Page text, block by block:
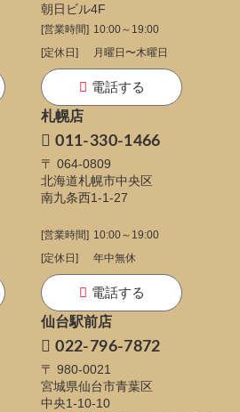
朝日ビル4F
[営業時間] 10:00～19:00
[定休日]
月曜日〜木曜日
電話する
札幌店
011-330-1466
〒 064-0809
北海道札幌市中央区
南九条西1-1-27
[営業時間] 10:00～19:00
[定休日]
年中無休
電話する
仙台駅前店
022-796-7872
〒 980-0021
宮城県仙台市青葉区
中央1-10-10